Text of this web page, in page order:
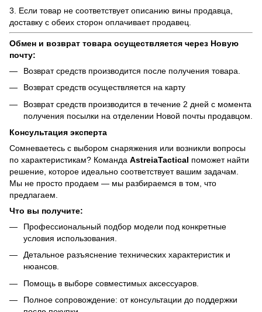
3. Если товар не соответствует описанию вины продавца,
доставку с обеих сторон оплачивает продавец.
Обмен и возврат товара осуществляется через Новую
почту:
Возврат средств производится после получения товара.
Возврат средств осуществляется на карту
Возврат средств производится в течение 2 дней с момента
получения посылки на отделении Новой почты продавцом.
Консультация эксперта
Сомневаетесь с выбором снаряжения или возникли вопросы
по характеристикам? Команда AstreiaTactical поможет найти
решение, которое идеально соответствует вашим задачам.
Мы не просто продаем — мы разбираемся в том, что
предлагаем.
Что вы получите:
Профессиональный подбор модели под конкретные
условия использования.
Детальное разъяснение технических характеристик и
нюансов.
Помощь в выборе совместимых аксессуаров.
Полное сопровождение: от консультации до поддержки